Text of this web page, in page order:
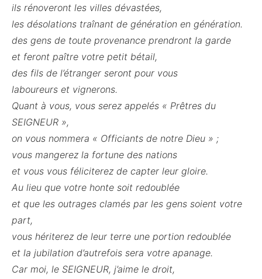
ils rénoveront les villes dévastées,
les désolations traînant de génération en génération.
des gens de toute provenance prendront la garde
et feront paître votre petit bétail,
des fils de l’étranger seront pour vous
laboureurs et vignerons.
Quant à vous, vous serez appelés « Prêtres du
SEIGNEUR »,
on vous nommera « Officiants de notre Dieu » ;
vous mangerez la fortune des nations
et vous vous féliciterez de capter leur gloire.
Au lieu que votre honte soit redoublée
et que les outrages clamés par les gens soient votre
part,
vous hériterez de leur terre une portion redoublée
et la jubilation d’autrefois sera votre apanage.
Car moi, le SEIGNEUR, j’aime le droit,